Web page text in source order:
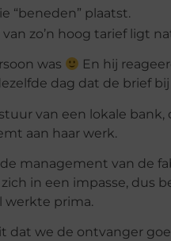
“beneden” plaatst.
van zo’n hoog tarief ligt
was
En hij
dag dat de brief
van een lokale bank,
aan haar werk.
management van de
in een impasse, dus
werkte prima.
dat we de ontvanger